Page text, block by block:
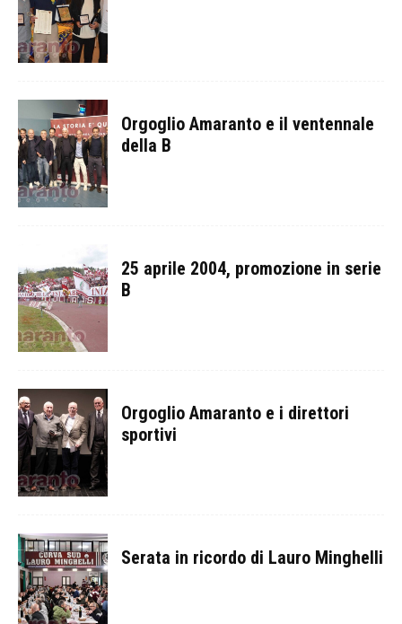
Orgoglio Amaranto e il ventennale
della B
25 aprile 2004, promozione in serie
B
Orgoglio Amaranto e i direttori
sportivi
Serata in ricordo di Lauro Minghelli